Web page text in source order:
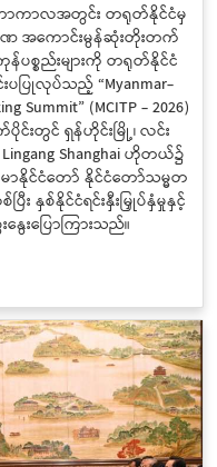
တာကာလအတွင်း တရုတ်နိုင်ငံမှ
မာဏ အကောင်းမွန်ဆုံးတိုးတက်
န်ပစ္စည်းများကို တရုတ်နိုင်ငံ
ပြုလုပ်သည့် “Myanmar-
Summit” (MCITP - 2026)
င်းတွင် ရှန်ဟိုင်းမြို့၊ လင်း
Shanghai ဟိုတယ်၌
ာနိုင်ငံတော် နိုင်ငံတော်သမ္မတ
း နှစ်နိုင်ငံရင်းနှီးမြှုပ်နှံမှုနှင့်
းပြောကြားသည်။